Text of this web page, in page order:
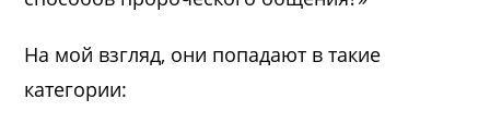
На мой взгляд, они попадают в такие
категории: